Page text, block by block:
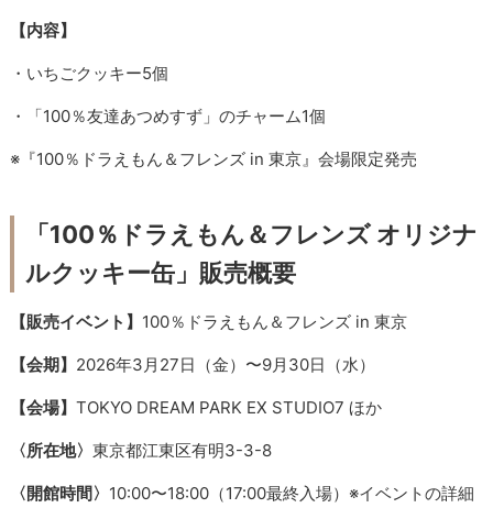
【内容】
・いちごクッキー5個
・「100％友達あつめすず」のチャーム1個
※『100％ドラえもん＆フレンズ in 東京』会場限定発売
「100％ドラえもん＆フレンズ オリジナ
ルクッキー缶」販売概要
【販売イベント】 100％ドラえもん＆フレンズ in 東京
【会期】 2026年3月27日（金）〜9月30日（水）
【会場】TOKYO DREAM PARK EX STUDIO7 ほか
〈所在地〉東京都江東区有明3-3-8
〈開館時間〉 10:00〜18:00（17:00最終入場）※イベントの詳細